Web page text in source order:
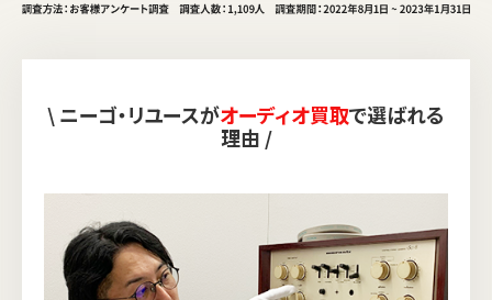
\ ニーゴ・リユースがオーディオ買取で選ばれる
理由 /